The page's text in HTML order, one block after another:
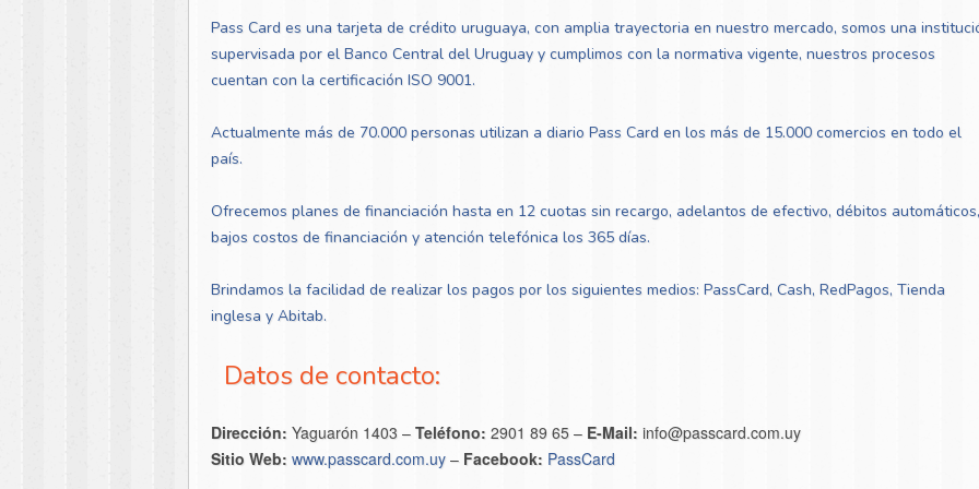
Pass Card es una tarjeta de crédito uruguaya, con amplia trayectoria en nuestro mercado, somos una
supervisada por el Banco Central del Uruguay y cumplimos con la normativa vigente, nuestros procesos
cuentan con la certificación ISO 9001.
Actualmente más de 70.000 personas utilizan a diario Pass Card en los más de 15.000 comercios en todo el
país.
Ofrecemos planes de financiación hasta en 12 cuotas sin recargo, adelantos de efectivo, débitos automáticos,
bajos costos de financiación y atención telefónica los 365 días.
Brindamos la facilidad de realizar los pagos por los siguientes medios: PassCard, Cash, RedPagos, Tienda
inglesa y Abitab.
Datos de contacto:
Dirección: Yaguarón 1403 – Teléfono: 2901 89 65 – E-Mail: info@passcard.com.uy
Sitio Web: www.passcard.com.uy – Facebook: PassCard